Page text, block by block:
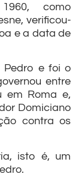
como
verificou-
e a data de
Pedro e foi o
entre
em Roma e,
Domiciano
contra os
isto é, um